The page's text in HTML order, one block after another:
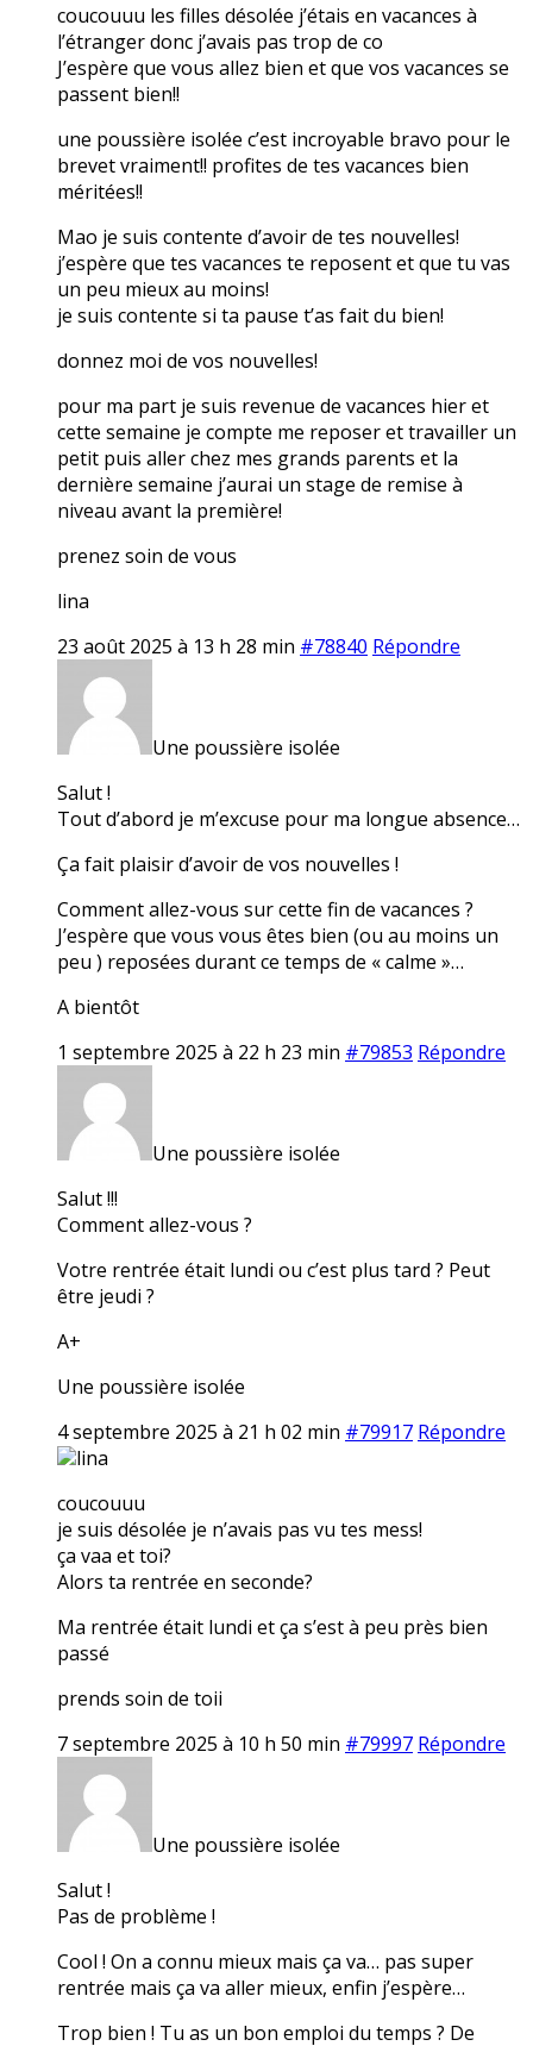
coucouuu les filles désolée j’étais en vacances à
l’étranger donc j’avais pas trop de co
J’espère que vous allez bien et que vos vacances se
passent bien!!
une poussière isolée c’est incroyable bravo pour le
brevet vraiment!! profites de tes vacances bien
méritées!!
Mao je suis contente d’avoir de tes nouvelles!
j’espère que tes vacances te reposent et que tu vas
un peu mieux au moins!
je suis contente si ta pause t’as fait du bien!
donnez moi de vos nouvelles!
pour ma part je suis revenue de vacances hier et
cette semaine je compte me reposer et travailler un
petit puis aller chez mes grands parents et la
dernière semaine j’aurai un stage de remise à
niveau avant la première!
prenez soin de vous
lina
23 août 2025 à 13 h 28 min #78840 Répondre
Une poussière isolée
Salut !
Tout d’abord je m’excuse pour ma longue absence…
Ça fait plaisir d’avoir de vos nouvelles !
Comment allez-vous sur cette fin de vacances ?
J’espère que vous vous êtes bien (ou au moins un
peu ) reposées durant ce temps de « calme »…
A bientôt
1 septembre 2025 à 22 h 23 min #79853 Répondre
Une poussière isolée
Salut !!!
Comment allez-vous ?
Votre rentrée était lundi ou c’est plus tard ? Peut
être jeudi ?
A+
Une poussière isolée
4 septembre 2025 à 21 h 02 min #79917 Répondre
lina
coucouuu
je suis désolée je n’avais pas vu tes mess!
ça vaa et toi?
Alors ta rentrée en seconde?
Ma rentrée était lundi et ça s’est à peu près bien
passé
prends soin de toii
7 septembre 2025 à 10 h 50 min #79997 Répondre
Une poussière isolée
Salut !
Pas de problème !
Cool ! On a connu mieux mais ça va… pas super
rentrée mais ça va aller mieux, enfin j’espère…
Trop bien ! Tu as un bon emploi du temps ? De